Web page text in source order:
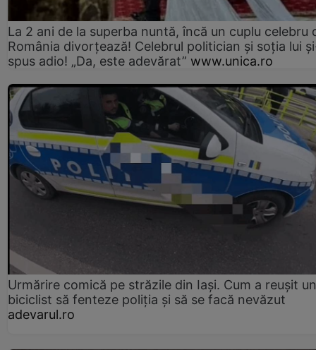
La 2 ani de la superba nuntă, încă un cuplu celebru
România divorțează! Celebrul politician și soția lui
spus adio! „Da, este adevărat” www.unica.ro
Urmărire comică pe străzile din Iași. Cum a reușit un
biciclist să fenteze poliția și să se facă nevăzut
adevarul.ro